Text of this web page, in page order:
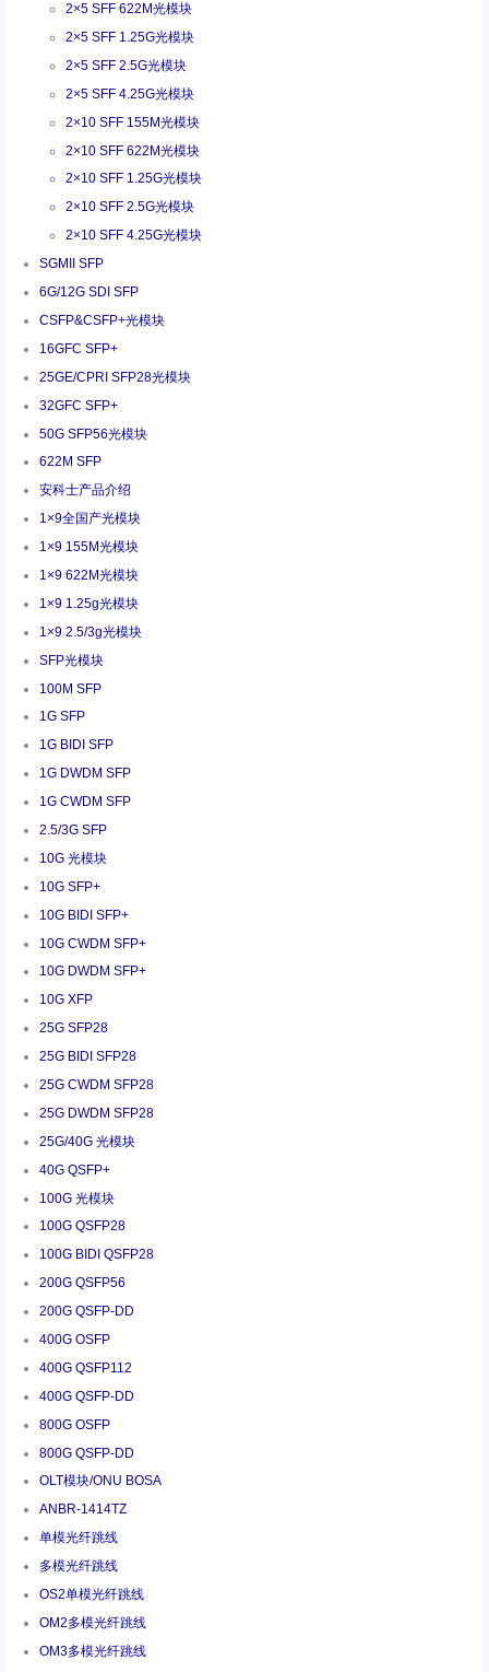
2×5 SFF 622M光模块
2×5 SFF 1.25G光模块
2×5 SFF 2.5G光模块
2×5 SFF 4.25G光模块
2×10 SFF 155M光模块
2×10 SFF 622M光模块
2×10 SFF 1.25G光模块
2×10 SFF 2.5G光模块
2×10 SFF 4.25G光模块
SGMII SFP
6G/12G SDI SFP
CSFP&CSFP+光模块
16GFC SFP+
25GE/CPRI SFP28光模块
32GFC SFP+
50G SFP56光模块
622M SFP
安科士产品介绍
1×9全国产光模块
1×9 155M光模块
1×9 622M光模块
1×9 1.25g光模块
1×9 2.5/3g光模块
SFP光模块
100M SFP
1G SFP
1G BIDI SFP
1G DWDM SFP
1G CWDM SFP
2.5/3G SFP
10G 光模块
10G SFP+
10G BIDI SFP+
10G CWDM SFP+
10G DWDM SFP+
10G XFP
25G SFP28
25G BIDI SFP28
25G CWDM SFP28
25G DWDM SFP28
25G/40G 光模块
40G QSFP+
100G 光模块
100G QSFP28
100G BIDI QSFP28
200G QSFP56
200G QSFP-DD
400G OSFP
400G QSFP112
400G QSFP-DD
800G OSFP
800G QSFP-DD
OLT模块/ONU BOSA
ANBR-1414TZ
单模光纤跳线
多模光纤跳线
OS2单模光纤跳线
OM2多模光纤跳线
OM3多模光纤跳线